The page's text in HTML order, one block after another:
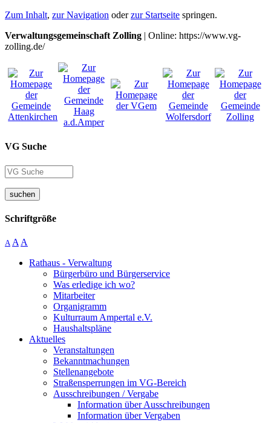
Zum Inhalt, zur Navigation oderzur Startseite springen.
Verwaltungsgemeinschaft Zolling | Online: https://www.vg-
zolling.de/
VG Suche
suchen
Schriftgröße
A A A
Rathaus - Verwaltung
Bürgerbüro und Bürgerservice
Was erledige ich wo?
Mitarbeiter
Organigramm
Kulturraum Ampertal e.V.
Haushaltspläne
Aktuelles
Veranstaltungen
Bekanntmachungen
Stellenangebote
Straßensperrungen im VG-Bereich
Ausschreibungen / Vergabe
Information über Ausschreibungen
Information über Vergaben